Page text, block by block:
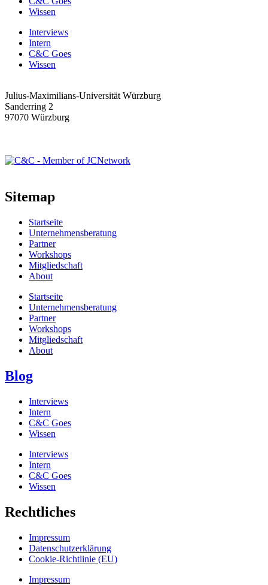
Wissen
Interviews
Intern
C&C Goes
Wissen
Julius-Maximilians-Universität Würzburg
Sanderring 2
97070 Würzburg
Sitemap
Startseite
Unternehmensberatung
Partner
Workshops
Mitgliedschaft
About
Startseite
Unternehmensberatung
Partner
Workshops
Mitgliedschaft
About
Blog
Interviews
Intern
C&C Goes
Wissen
Interviews
Intern
C&C Goes
Wissen
Rechtliches
Impressum
Datenschutzerklärung
Cookie-Richtlinie (EU)
Impressum